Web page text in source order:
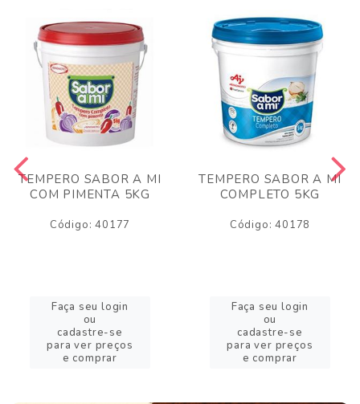
TEMPERO SABOR A MI
COM PIMENTA 5KG
Código: 40177
Faça seu login
ou
cadastre-se
para ver preços
e comprar
TEMPERO SABOR A MI
COMPLETO 5KG
Código: 40178
Faça seu login
ou
cadastre-se
para ver preços
e comprar